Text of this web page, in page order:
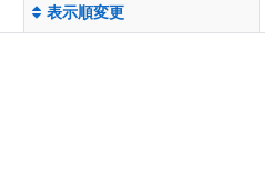
表示順変更